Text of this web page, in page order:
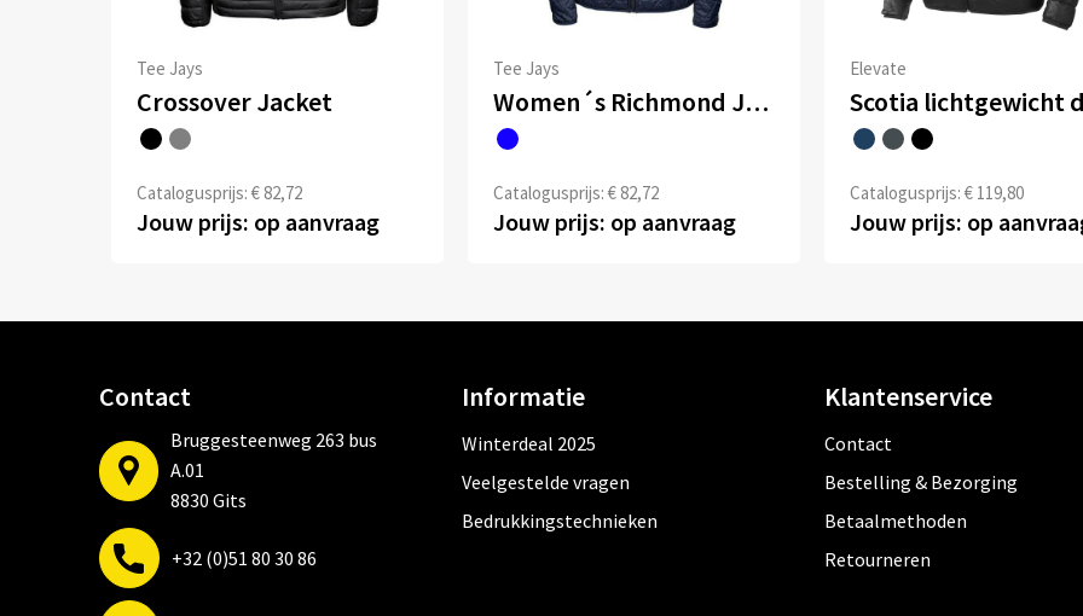
Tee Jays
Crossover Jacket
Catalogusprijs: € 82,72
Jouw prijs: op aanvraag
Tee Jays
Women´s Richmond Jacket
Catalogusprijs: € 82,72
Jouw prijs: op aanvraag
Elevate
Catalogusprijs: € 119,80
Jouw prijs: op
Contact
Bruggesteenweg 263 bus
A.01
8830 Gits
+32 (0)51 80 30 86
Informatie
Winterdeal 2025
Veelgestelde vragen
Bedrukkingstechnieken
Klantenservice
Contact
Bestelling & Bezorging
Betaalmethoden
Retourneren